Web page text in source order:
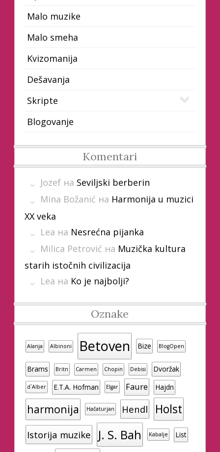
Malo muzike
Malo smeha
Kvizomanija
Dešavanja
Skripte
Blogovanje
Komentari
Jozefна Seviljski berberin
Mina Božanić на Harmonija u muzici
XX veka
Lea на Nesrećna pijanka
Milica Petrović на Muzička kultura
starih istočnih civilizacija
Lea на Ko je najbolji?
Oznake
Alanja Albinoni Betoven Bize BlogOpen
Brams Britn Carmen Chopin Debisi Dvoržak
d`Alber E.T.A. Hofman Elgar Faure Hajdn
harmonija Hačaturjan Hendl Holst
Istorija muzike J. S. Bah Kabalje List